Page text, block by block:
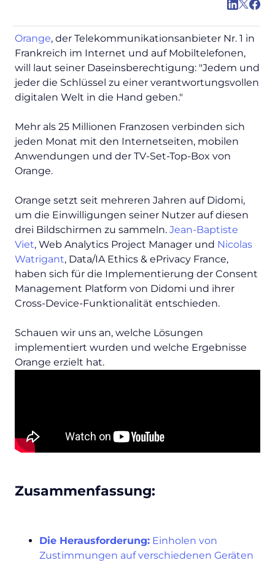
Orange, der Telekommunikationsanbieter Nr. 1 in
Frankreich im Internet und auf Mobiltelefonen,
will laut seiner Daseinsberechtigung: "Jedem und
jeder die Schlüssel zu einer verantwortungsvollen
digitalen Welt in die Hand geben."
Mehr als 25 Millionen Franzosen verbinden sich
jeden Monat mit den Internetseiten, mobilen
Anwendungen und der TV-Set-Top-Box von
Orange.
Orange setzt seit mehreren Jahren auf Didomi,
um die Einwilligungen seiner Nutzer auf diesen
drei Bildschirmen zu sammeln. Jean-Baptiste
Viet, Web Analytics Project Manager und Nicolas
Watrigant, Data/IA Ethics & ePrivacy France,
haben sich für die Implementierung der Consent
Management Platform von Didomi und ihrer
Cross-Device-Funktionalität entschieden.
Schauen wir uns an, welche Lösungen
implementiert wurden und welche Ergebnisse
Orange erzielt hat.
Zusammenfassung:
Die Herausforderung: Einholen von
Zustimmungen auf verschiedenen Geräten